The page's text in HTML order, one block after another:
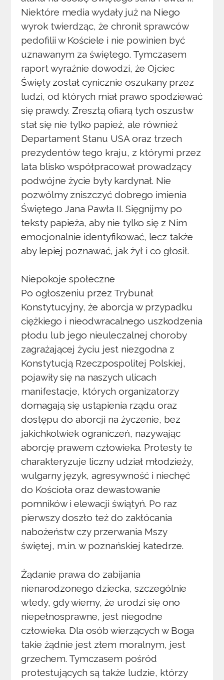
Niektóre media wydały już na Niego
wyrok twierdząc, że chronił sprawców
pedofilii w Kościele i nie powinien być
uznawanym za świętego. Tymczasem
raport wyraźnie dowodzi, że Ojciec
Święty został cynicznie oszukany przez
ludzi, od których miał prawo spodziewać
się prawdy. Zresztą ofiarą tych oszustw
stał się nie tylko papież, ale również
Departament Stanu USA oraz trzech
prezydentów tego kraju, z którymi przez
lata blisko współpracował prowadzący
podwójne życie były kardynał. Nie
pozwólmy zniszczyć dobrego imienia
Świętego Jana Pawła II. Sięgnijmy po
teksty papieża, aby nie tylko się z Nim
emocjonalnie identyfikować, lecz także
aby lepiej poznawać, jak żył i co głosił.
Niepokoje społeczne
Po ogłoszeniu przez Trybunał
Konstytucyjny, że aborcja w przypadku
ciężkiego i nieodwracalnego uszkodzenia
płodu lub jego nieuleczalnej choroby
zagrażającej życiu jest niezgodna z
Konstytucją Rzeczpospolitej Polskiej,
pojawiły się na naszych ulicach
manifestacje, których organizatorzy
domagają się ustąpienia rządu oraz
dostępu do aborcji na życzenie, bez
jakichkolwiek ograniczeń, nazywając
aborcję prawem człowieka. Protesty te
charakteryzuje liczny udział młodzieży,
wulgarny język, agresywność i niechęć
do Kościoła oraz dewastowanie
pomników i elewacji świątyń. Po raz
pierwszy doszło też do zakłócania
nabożeństw czy przerwania Mszy
świętej, m.in. w poznańskiej katedrze.
Żądanie prawa do zabijania
nienarodzonego dziecka, szczególnie
wtedy, gdy wiemy, że urodzi się ono
niepełnosprawne, jest niegodne
człowieka. Dla osób wierzących w Boga
takie żądnie jest złem moralnym, jest
grzechem. Tymczasem pośród
protestujących są także ludzie, którzy